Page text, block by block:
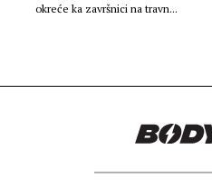
okreće ka završnici na travn...